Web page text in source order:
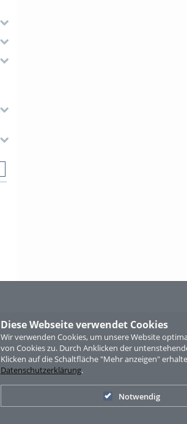
Diese Webseite verwendet Cookies
Wir verwenden Cookies, um unsere Website
von Cookies zu. Durch Anklicken der
Klicken auf die Schaltfläche "Mehr anzeigen"
Datenschutzerklärung.
Notwendig